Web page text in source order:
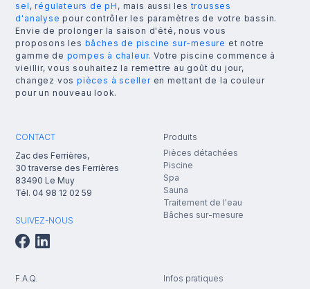
sel ,régulateurs de pH , mais aussi lestrousses
d'analyse pour contrôler les paramètres de votre bassin.
Envie de prolonger la saison d'été, nous vous
proposons les bâches de piscine sur-mesure et notre
gamme de pompes à chaleur. Votre piscine commence à
vieillir, vous souhaitez la remettre au goût du jour,
changez vos pièces à scelleren mettant de la couleur
pour un nouveau look.
CONTACT
Zac des Ferrières,
30 traverse des Ferrières
83490 Le Muy
Tél. 04 98 12 02 59
SUIVEZ-NOUS
Produits
Pièces détachées
Piscine
Spa
Sauna
Traitement de l'eau
Bâches sur-mesure
F.A.Q.
Infos pratiques